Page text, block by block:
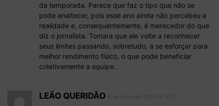
da temporada. Parece que faz o tipo que não se
pode enaltecer, pois esse ano ainda não percebeu a
realidade e, consequentemente, é merecedor do que
diz o jornalista. Tomara que ele volte a reconhecer
seus limites passando, sobretudo, a se esforçar para
melhor rendimento físico, o que pode beneficiar
coletivamente a equipe.
LEÃO QUERIDÃO